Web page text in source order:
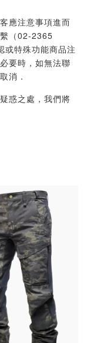
應注意事項進而
（02-2365
特殊功能商品注
要時，如無法聯
消．
惑之處，我們將